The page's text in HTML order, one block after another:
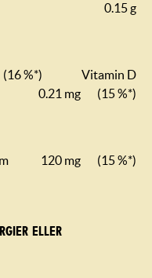
0.15 g
(16 %*)
Vitamin D
0.21 mg (15 %*)
120 mg (15 %*)
ELLER